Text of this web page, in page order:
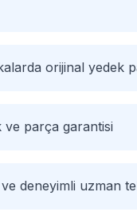
orijinal yedek
ve parça garantisi
ve deneyimli uzman